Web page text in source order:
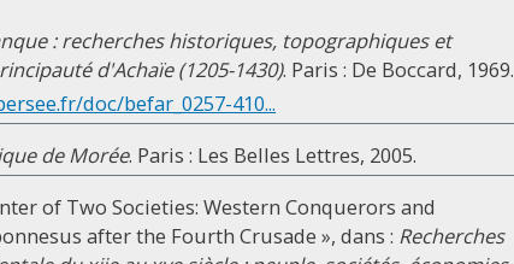
: recherches historiques, topographiques et
d'Achaïe (1205-1430). Paris : De Boccard, 1969.
doc/befar_0257-410...
de Morée. Paris : Les Belles Lettres, 2005.
of Two Societies: Western Conquerors and
after the Fourth Crusade », dans : Recherches